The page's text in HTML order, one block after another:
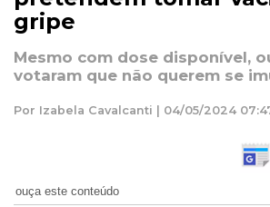
gripe
Mesmo com dose disponível,
votaram que não querem se
Por Izabela Cavalcanti | 04/05/2024
ouça este conteúdo